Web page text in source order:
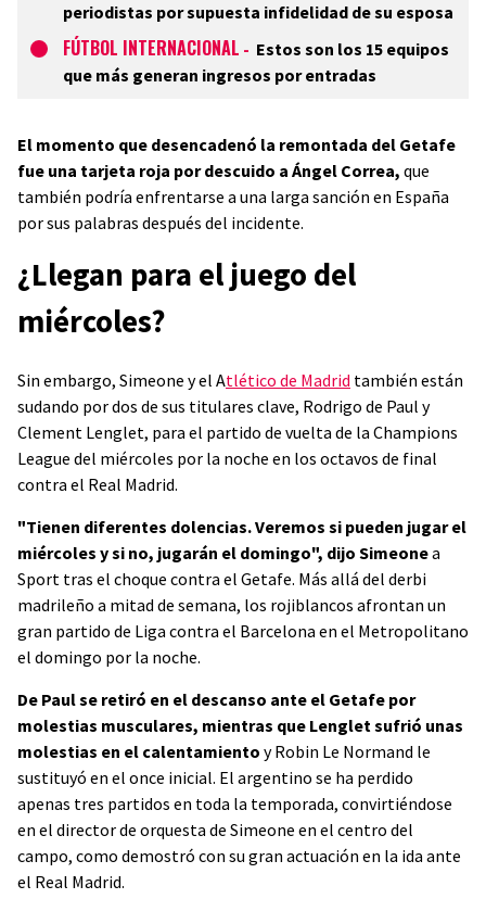
periodistas por supuesta infidelidad de su esposa
FÚTBOL INTERNACIONAL - Estos son los 15 equipos
que más generan ingresos por entradas
El momento que desencadenó la remontada del Getafe
fue una tarjeta roja por descuido a Ángel Correa, que
también podría enfrentarse a una larga sanción en España
por sus palabras después del incidente.
¿Llegan para el juego del
miércoles?
Sin embargo, Simeone y el Atlético de Madrid también están
sudando por dos de sus titulares clave, Rodrigo de Paul y
Clement Lenglet, para el partido de vuelta de la Champions
League del miércoles por la noche en los octavos de final
contra el Real Madrid.
"Tienen diferentes dolencias. Veremos si pueden jugar el
miércoles y si no, jugarán el domingo", dijo Simeonea
Sport tras el choque contra el Getafe. Más allá del derbi
madrileño a mitad de semana, los rojiblancos afrontan un
gran partido de Liga contra el Barcelona en el Metropolitano
el domingo por la noche.
De Paul se retiró en el descanso ante el Getafe por
molestias musculares, mientras que Lenglet sufrió unas
molestias en el calentamiento y Robin Le Normand le
sustituyó en el once inicial. El argentino se ha perdido
apenas tres partidos en toda la temporada, convirtiéndose
en el director de orquesta de Simeone en el centro del
campo, como demostró con su gran actuación en la ida ante
el Real Madrid.